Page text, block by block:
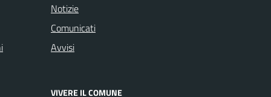
Notizie
Comunicati
Avvisi
VIVERE IL COMUNE